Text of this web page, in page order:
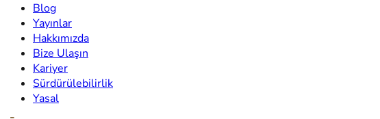
Blog
Yayınlar
Hakkımızda
Bize Ulaşın
Kariyer
Sürdürülebilirlik
Yasal